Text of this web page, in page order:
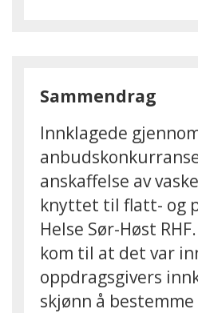
Sammendrag
Innklagede
anskaffelse av
knyttet til flatt- og
Helse Sør-Høst
kom til at det var
oppdragsgivers
skjønn å bestemme